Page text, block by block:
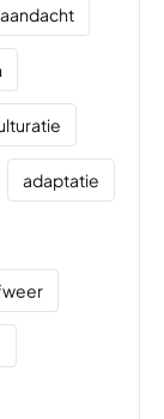
aandacht
adaptatie